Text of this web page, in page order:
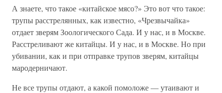
А знаете, что такое «китайское мясо?» Это вот что такое:
трупы расстрелянных, как известно, «Чрезвычайка»
отдает зверям Зоологического Сада. И у нас, и в Москве.
Расстреливают же китайцы. И у нас, и в Москве. Но при
убивании, как и при отправке трупов зверям, китайцы
мародерничают.
Не все трупы отдают, а какой помоложе — утаивают и